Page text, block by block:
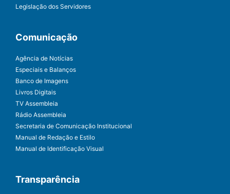
Legislação dos Servidores
Comunicação
Agência de Notícias
Especiais e Balanços
Banco de Imagens
Livros Digitais
TV Assembleia
Rádio Assembleia
Secretaria de Comunicação Institucional
Manual de Redação e Estilo
Manual de Identificação Visual
Transparência